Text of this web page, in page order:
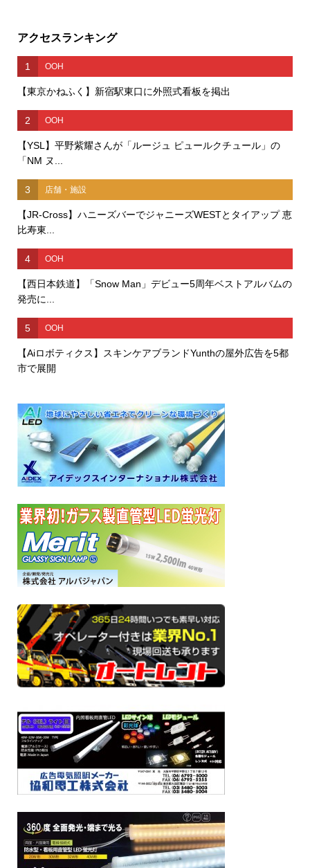
アクセスランキング
1 OOH
【東京かねふく】新宿駅東口に外照式看板を掲出
2 OOH
【YSL】平野紫耀さんが「ルージュ ピュールクチュール」の
「NM ヌ...
3 店舗・施設
【JR-Cross】ハニーズバーでジャニーズWESTとタイアップ 恵
比寿東...
4 OOH
【西日本鉄道】「Snow Man」デビュー5周年ベストアルバムの
発売に...
5 OOH
【Aiロボティクス】スキンケアブランドYunthの屋外広告を5都
市で展開